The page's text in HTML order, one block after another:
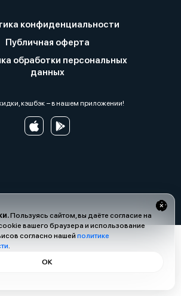
Пользуясь сайтом, вы даёте согласие на
вашего браузера и использование
согласно нашей политике
.
ОК
конфиденциальности
Публичная оферта
обработки персональных
данных
кэшбэк − в нашем приложении!